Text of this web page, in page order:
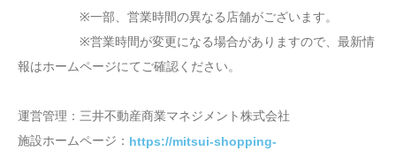
※一部、営業時間の異なる店舗がございます。
※営業時間が変更になる場合がありますので、最新情
報はホームページにてご確認ください。
運営管理：三井不動産商業マネジメント株式会社
施設ホームページ： https://mitsui-shopping-